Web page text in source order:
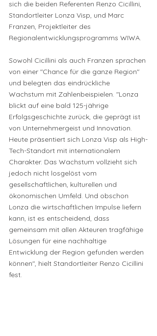
sich die beiden Referenten Renzo Cicillini,
Standortleiter Lonza Visp, und Marc
Franzen, Projektleiter des
Regionalentwicklungsprogramms WIWA.
Sowohl Cicillini als auch Franzen sprachen
von einer "Chance für die ganze Region"
und belegten das eindrückliche
Wachstum mit Zahlenbeispielen. "Lonza
blickt auf eine bald 125-jährige
Erfolgsgeschichte zurück, die geprägt ist
von Unternehmergeist und Innovation.
Heute präsentiert sich Lonza Visp als High-
Tech-Standort mit internationalem
Charakter. Das Wachstum vollzieht sich
jedoch nicht losgelöst vom
gesellschaftlichen, kulturellen und
ökonomischen Umfeld. Und obschon
Lonza die wirtschaftlichen Impulse liefern
kann, ist es entscheidend, dass
gemeinsam mit allen Akteuren tragfähige
Lösungen für eine nachhaltige
Entwicklung der Region gefunden werden
können", hielt Standortleiter Renzo Cicillini
fest.